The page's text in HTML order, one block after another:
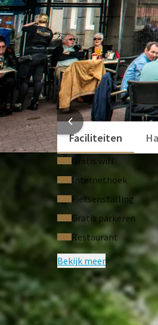
Faciliteiten
Gratis wifi
Internethoek
Fietsenstalling
Gratis parkeren
Restaurant
Bekijk meer
Voorwaarden
Prijs: o.b.v.